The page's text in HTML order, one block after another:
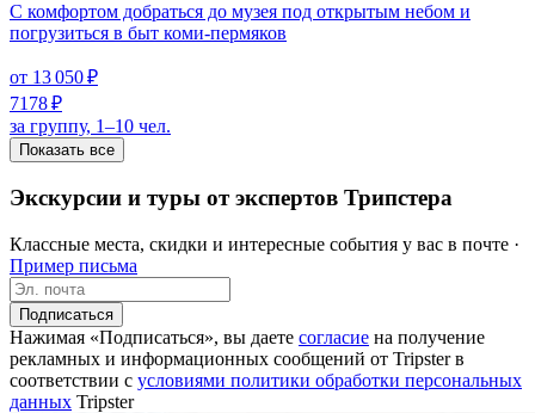
С комфортом добраться до музея под открытым небом и
погрузиться в быт коми-пермяков
от 13 050 ₽
7178 ₽
за группу, 1–10 чел.
Показать все
Экскурсии и туры от экспертов Трипстера
Классные места, скидки и интересные события у вас в почте ·
Пример письма
Подписаться
Нажимая «Подписаться», вы даете согласие на получение
рекламных и информационных сообщений от Tripster в
соответствии c условиями политики обработки персональных
данных Tripster